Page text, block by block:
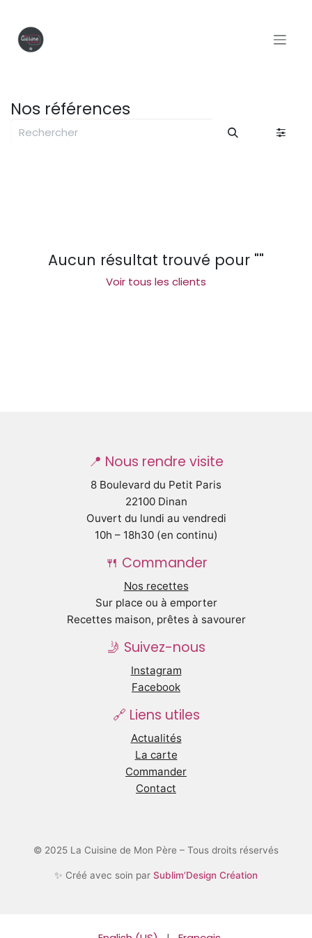
Nos références
Aucun résultat trouvé pour ""
Voir tous les clients
📍 Nous rendre visite
8 Boulevard du Petit Paris
22100 Dinan
Ouvert du lundi au vendredi
10h – 18h30 (en continu)
🍴 Commander
Nos recettes
Sur place ou à emporter
Recettes maison, prêtes à savourer
🤳 Suivez-nous
Instagram
Facebook
🔗 Liens utiles
Actualités
La carte
Commander
Contact
© 2025 La Cuisine de Mon Père – Tous droits réservés
✨ Créé avec soin par Sublim’Design Création